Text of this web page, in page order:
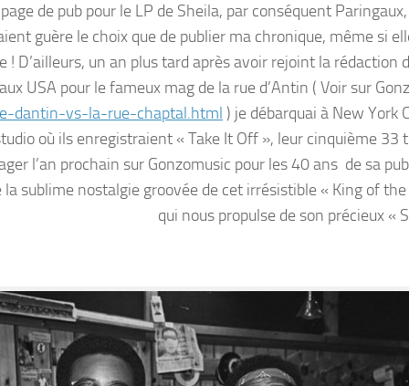
de pub pour le LP de Sheila, par conséquent
guère le choix que de publier ma chronique, même si
D’ailleurs, un an plus tard après avoir rejoint la rédaction
USA pour le fameux mag de la rue d’Antin ( Voir sur
dantin-vs-la-rue-chaptal.html ) je débarquai à New York
où ils enregistraient « Take It Off », leur cinquième 33
l’an prochain sur Gonzomusic pour les 40 ans de sa
sublime nostalgie groovée de cet irrésistible « King of
qui nous propulse de son précieux «